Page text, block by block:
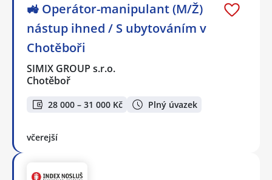
🚜 Operátor-manipulant (M/Ž)
nástup ihned / S ubytováním v
Chotěboři
SIMIX GROUP s.r.o.
Chotěboř
28 000 – 31 000 Kč Plný úvazek
včerejší